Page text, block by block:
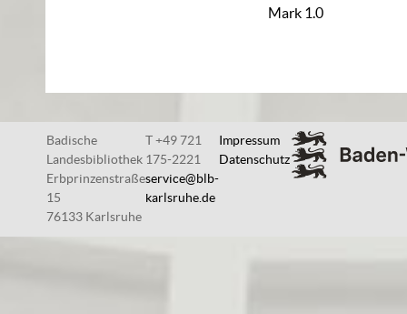
Mark 1.0
Badische
Landesbibliothek
Erbprinzenstraße
15
76133 Karlsruhe
T +49 721
175-2221
service@blb-
karlsruhe.de
Impressum
Datenschutz